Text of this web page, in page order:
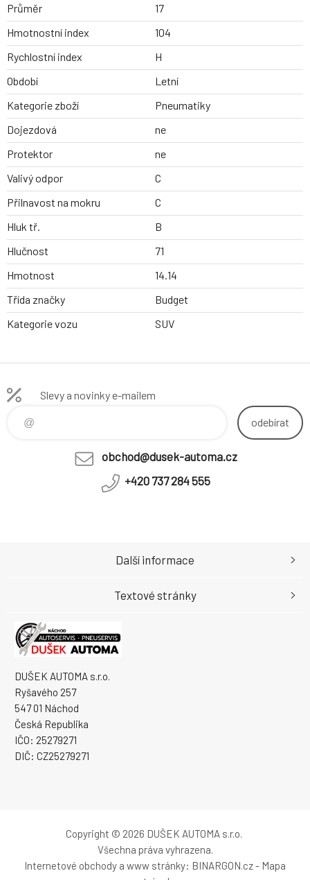
Průměr
17
Hmotnostní index
104
Rychlostní index
H
Období
Letní
Kategorie zboží
Pneumatiky
Dojezdová
ne
Protektor
ne
Valivý odpor
C
Přilnavost na mokru
C
Hluk tř.
B
Hlučnost
71
Hmotnost
14.14
Třída značky
Budget
Kategorie vozu
SUV
Slevy a novinky e-mailem
odebírat
obchod@dusek-automa.cz
+420 737 284 555
DUŠEK AUTOMA s.r.o.
Ryšavého 257
547 01 Náchod
Česká Republika
IČO: 25279271
DIČ: CZ25279271
Další informace
Textové stránky
Copyright © 2026 DUŠEK AUTOMA s.r.o.
Všechna práva vyhrazena.
Internetové obchody a www stránky: BINARGON.cz- Mapa